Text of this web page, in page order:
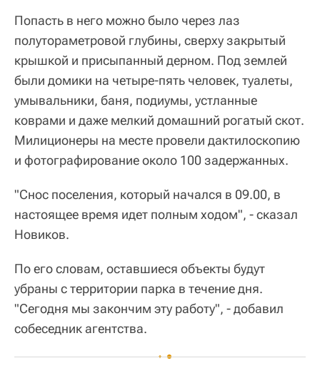
Попасть в него можно было через лаз
полутораметровой глубины, сверху закрытый
крышкой и присыпанный дерном. Под землей
были домики на четыре-пять человек, туалеты,
умывальники, баня, подиумы, устланные
коврами и даже мелкий домашний рогатый скот.
Милиционеры на месте провели дактилоскопию
и фотографирование около 100 задержанных.
"Снос поселения, который начался в 09.00, в
настоящее время идет полным ходом", - сказал
Новиков.
По его словам, оставшиеся объекты будут
убраны с территории парка в течение дня.
"Сегодня мы закончим эту работу", - добавил
собеседник агентства.